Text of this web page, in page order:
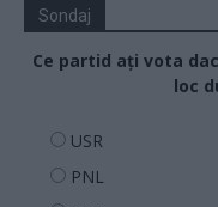
Sondaj
Ce partid ați vota
loc
USR
PNL